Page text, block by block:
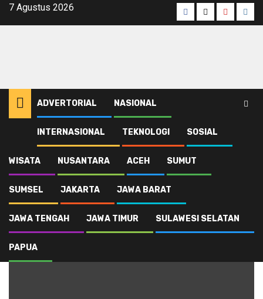
Skip7 Agustus 2026 Facebook
TwitterYoutube
ADVERTORIAL NASIONAL
INTERNASIONAL TEKNOLOGI SOSIAL
WISATA NUSANTARA ACEH SUMUT
SUMSEL JAKARTA JAWA BARAT
JAWA TENGAH JAWA TIMUR SULAWESI SELATAN
PAPUA
Komisi 1 DPRD
Komisi 1 DPRD